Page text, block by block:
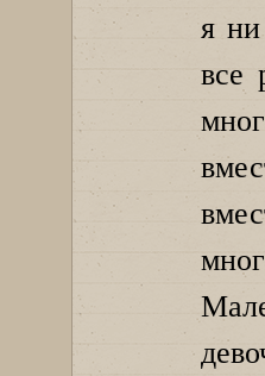
я ни
все